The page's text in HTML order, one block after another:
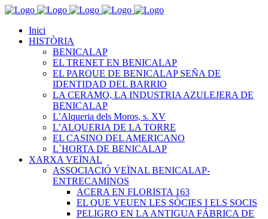
Inici
HISTÒRIA
BENICALAP
EL TRENET EN BENICALAP
EL PARQUE DE BENICALAP SEÑA DE
IDENTIDAD DEL BARRIO
LA CERAMO, LA INDUSTRIA AZULEJERA DE
BENICALAP
L’Alqueria dels Moros, s. XV
L’ALQUERIA DE LA TORRE
EL CASINO DEL AMERICANO
L`HORTA DE BENICALAP
XARXA VEÏNAL
ASSOCIACIÓ VEÏNAL BENICALAP-
ENTRECAMINOS
ACERA EN FLORISTA 163
EL QUE VEUEN LES SÒCIES I ELS SOCIS
PELIGRO EN LA ANTIGUA FÁBRICA DE